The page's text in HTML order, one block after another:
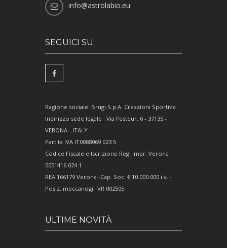
info@astrolabio.eu
SEGUICI SU:
Ragione sociale: Brugi S.p.A. Creazioni Sportive
Indirizzo sede legale : Via Pasteur, 6 - 37135 -
VERONA - ITALY
Partita IVA IT0088069 023 5
Codice Fiscale e Iscrizione Reg. Impr. Verona
0051416 024 1
REA 166179 Verona -Cap. Soc. € 10.000.000 i.v. -
Posiz. meccanogr. VR 002505
ULTIME NOVITÀ